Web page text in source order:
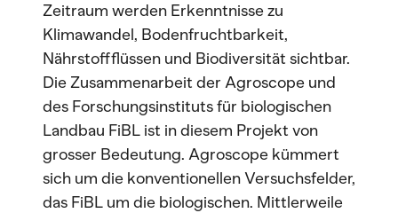
Zeitraum werden Erkenntnisse zu
Klimawandel, Bodenfruchtbarkeit,
Nährstoffflüssen und Biodiversität sichtbar.
Die Zusammenarbeit der Agroscope und
des Forschungsinstituts für biologischen
Landbau FiBL ist in diesem Projekt von
grosser Bedeutung. Agroscope kümmert
sich um die konventionellen Versuchsfelder,
das FiBL um die biologischen. Mittlerweile